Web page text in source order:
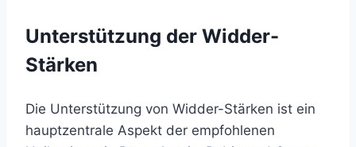
Unterstützung der Widder-
Stärken
Die Unterstützung von Widder-Stärken ist ein
hauptzentrale Aspekt der empfohlenen